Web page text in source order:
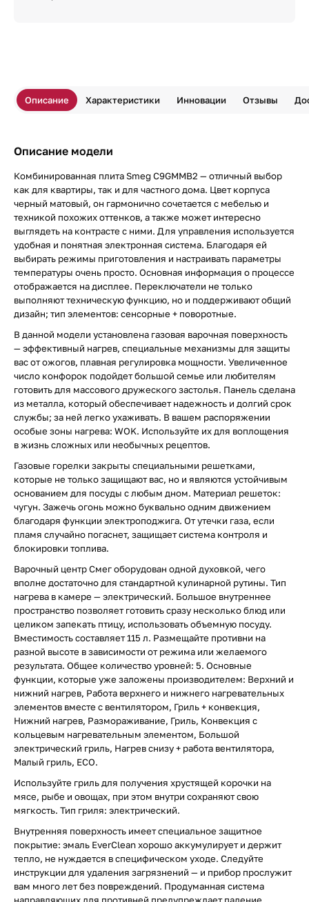
Описание Характеристики Инновации Отзывы
Описание модели
Комбинированная плита Smeg C9GMMB2 — отличный выбор
как для квартиры, так и для частного дома. Цвет корпуса
черный матовый, он гармонично сочетается с мебелью и
техникой похожих оттенков, а также может интересно
выглядеть на контрасте с ними. Для управления используется
удобная и понятная электронная система. Благодаря ей
выбирать режимы приготовления и настраивать параметры
температуры очень просто. Основная информация о процессе
отображается на дисплее. Переключатели не только
выполняют техническую функцию, но и поддерживают общий
дизайн; тип элементов: сенсорные + поворотные.
В данной модели установлена газовая варочная поверхность
— эффективный нагрев, специальные механизмы для защиты
вас от ожогов, плавная регулировка мощности. Увеличенное
число конфорок подойдет большой семье или любителям
готовить для массового дружеского застолья. Панель сделана
из металла, который обеспечивает надежность и долгий срок
службы; за ней легко ухаживать. В вашем распоряжении
особые зоны нагрева: WOK. Используйте их для воплощения
в жизнь сложных или необычных рецептов.
Газовые горелки закрыты специальными решетками,
которые не только защищают вас, но и являются устойчивым
основанием для посуды с любым дном. Материал решеток:
чугун. Зажечь огонь можно буквально одним движением
благодаря функции электроподжига. От утечки газа, если
пламя случайно погаснет, защищает система контроля и
блокировки топлива.
Варочный центр Смег оборудован одной духовкой, чего
вполне достаточно для стандартной кулинарной рутины. Тип
нагрева в камере — электрический. Большое внутреннее
пространство позволяет готовить сразу несколько блюд или
целиком запекать птицу, использовать объемную посуду.
Вместимость составляет 115 л. Размещайте противни на
разной высоте в зависимости от режима или желаемого
результата. Общее количество уровней: 5. Основные
функции, которые уже заложены производителем: Верхний и
нижний нагрев, Работа верхнего и нижнего нагревательных
элементов вместе с вентилятором, Гриль + конвекция,
Нижний нагрев, Размораживание, Гриль, Конвекция с
кольцевым нагревательным элементом, Большой
электрический гриль, Нагрев снизу + работа вентилятора,
Малый гриль, ECO.
Используйте гриль для получения хрустящей корочки на
мясе, рыбе и овощах, при этом внутри сохраняют свою
мягкость. Тип гриля: электрический.
Внутренняя поверхность имеет специальное защитное
покрытие: эмаль EverClean хорошо аккумулирует и держит
тепло, не нуждается в специфическом уходе. Следуйте
инструкции для удаления загрязнений — и прибор прослужит
вам много лет без повреждений. Продуманная система
направляющих для противней предупреждает падение